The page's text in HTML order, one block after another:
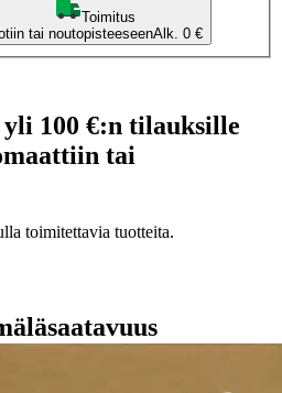
Toimitus
tai noutopisteeseenAlk. 0 €
100 €:n tilauksille
tai
toimitettavia tuotteita.